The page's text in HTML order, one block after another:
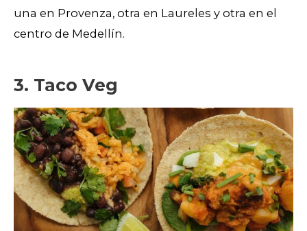
una en Provenza, otra en Laureles y otra en el
centro de Medellín.
3. Taco Veg